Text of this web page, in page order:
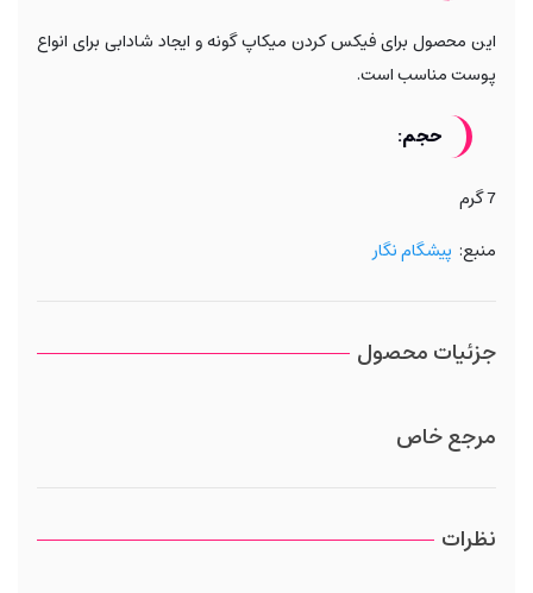
این محصول برای فیکس کردن میکاپ گونه و ایجاد شادابی برای انواع
پوست مناسب است.
حجم:
7 گرم
منبع: پیشگام نگار
جزئیات محصول
مرجع خاص
نظرات